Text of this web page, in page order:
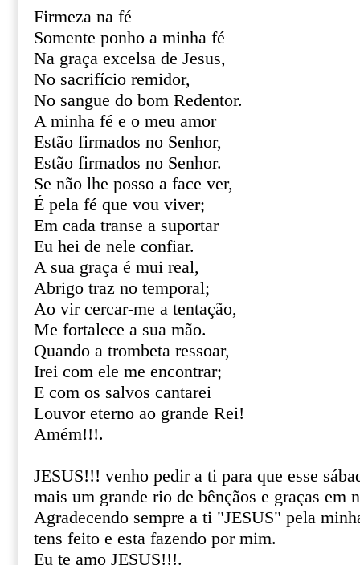
Firmeza na fé
Somente ponho a minha fé
Na graça excelsa de Jesus,
No sacrifício remidor,
No sangue do bom Redentor.
A minha fé e o meu amor
Estão firmados no Senhor,
Estão firmados no Senhor.
Se não lhe posso a face ver,
É pela fé que vou viver;
Em cada transe a suportar
Eu hei de nele confiar.
A sua graça é mui real,
Abrigo traz no temporal;
Ao vir cercar-me a tentação,
Me fortalece a sua mão.
Quando a trombeta ressoar,
Irei com ele me encontrar;
E com os salvos cantarei
Louvor eterno ao grande Rei!
Amém!!!.
JESUS!!! venho pedir a ti para que esse
mais um grande rio de bênçãos e graças em
Agradecendo sempre a ti "JESUS" pela
tens feito e esta fazendo por mim.
Eu te amo JESUS!!!.